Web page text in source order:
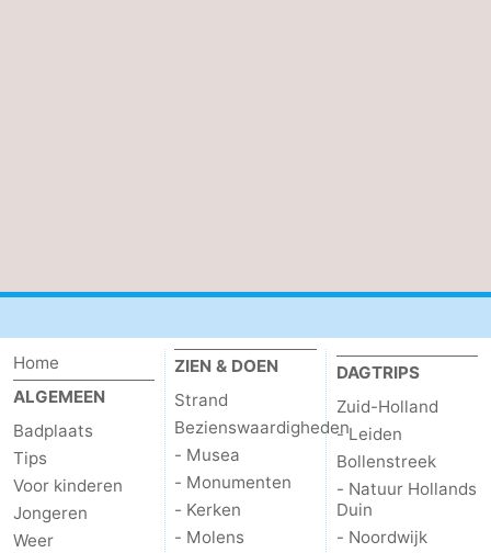
Vlissingen
-
Middelburg
Weer
Contact
Home
ALGEMEEN
Badplaats
Tips
Voor kinderen
Jongeren
Weer
ZIEN & DOEN
Strand
Bezienswaardigheden
- Musea
- Monumenten
- Kerken
- Molens
DAGTRIPS
Zuid-Holland
- Leiden
Bollenstreek
- Natuur Hollands
Duin
- Noordwijk